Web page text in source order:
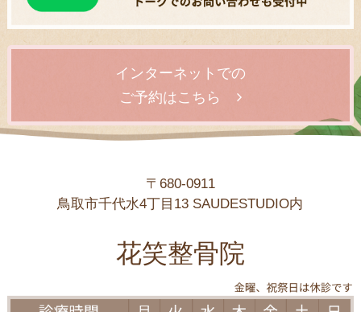
インターネットでの
ご予約はこちら
〒680-0911
鳥取市千代水4丁目13 SAUDESTUDIO内
花笑整骨院